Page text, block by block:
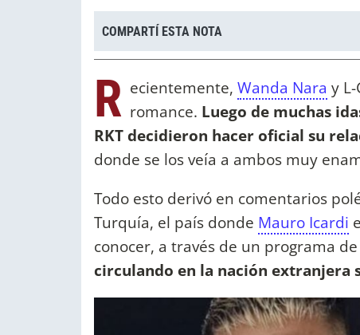
COMPARTÍ ESTA NOTA
R ecientemente, Wanda Nara y
romance. Luego de muchas
RKT decidieron hacer oficial su
donde se los veía a ambos muy
Todo esto derivó en comentarios
Turquía, el país donde Mauro Icardi
conocer, a través de un programa
circulando en la nación extranjera